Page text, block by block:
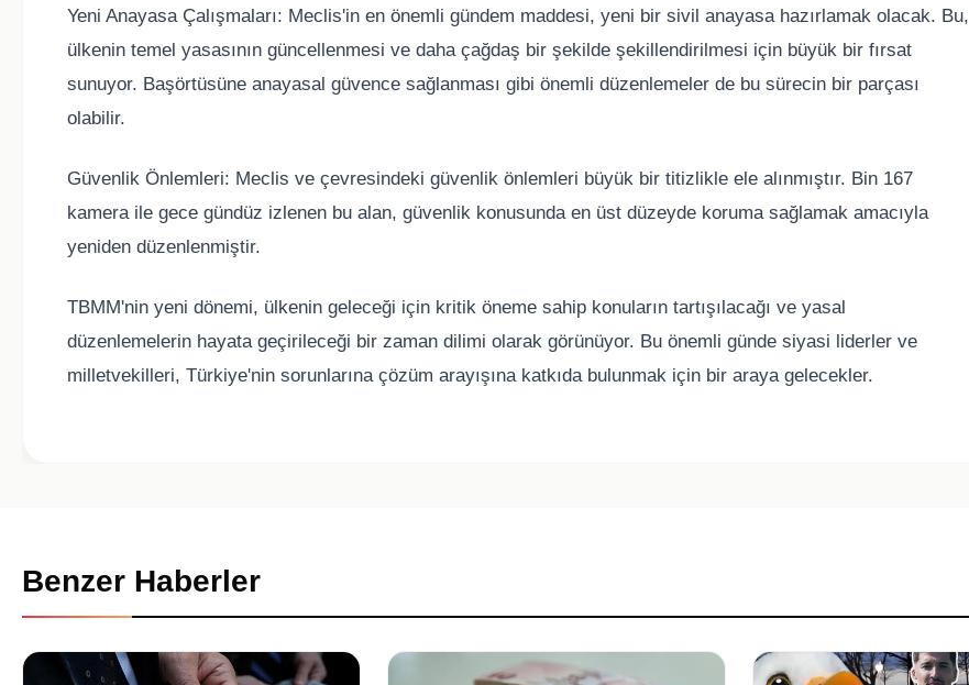
Yeni Anayasa Çalışmaları: Meclis'in en önemli gündem maddesi, yeni bir sivil anayasa hazırlamak olacak. Bu,
ülkenin temel yasasının güncellenmesi ve daha çağdaş bir şekilde şekillendirilmesi için büyük bir fırsat
sunuyor. Başörtüsüne anayasal güvence sağlanması gibi önemli düzenlemeler de bu sürecin bir parçası
olabilir.
Güvenlik Önlemleri: Meclis ve çevresindeki güvenlik önlemleri büyük bir titizlikle ele alınmıştır. Bin 167
kamera ile gece gündüz izlenen bu alan, güvenlik konusunda en üst düzeyde koruma sağlamak amacıyla
yeniden düzenlenmiştir.
TBMM'nin yeni dönemi, ülkenin geleceği için kritik öneme sahip konuların tartışılacağı ve yasal
düzenlemelerin hayata geçirileceği bir zaman dilimi olarak görünüyor. Bu önemli günde siyasi liderler ve
milletvekilleri, Türkiye'nin sorunlarına çözüm arayışına katkıda bulunmak için bir araya gelecekler.
Benzer Haberler